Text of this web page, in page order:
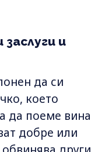
заслуги и
да си
което
да поеме вина
добре или